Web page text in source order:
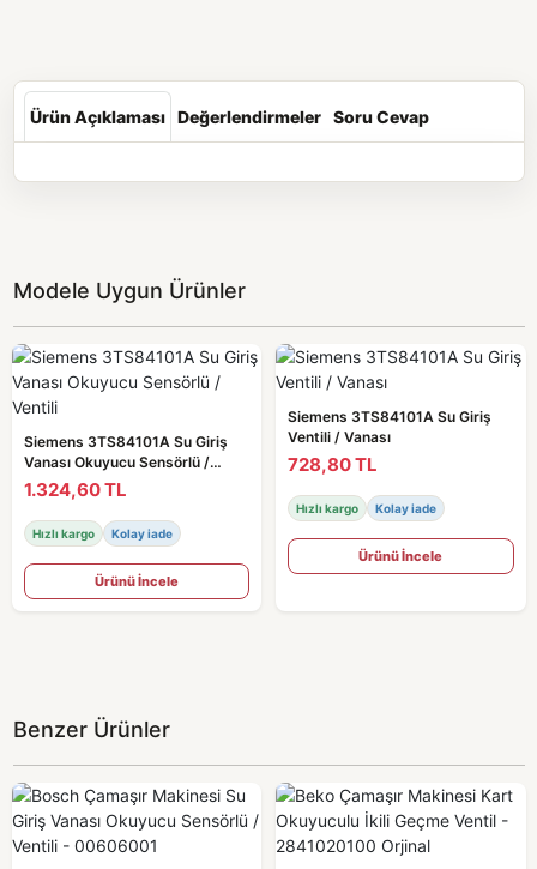
Ürün Açıklaması Değerlendirmeler Soru Cevap
Modele Uygun Ürünler
Siemens 3TS84101A Su Giriş
Vanası Okuyucu Sensörlü /
Ventili
1.324,60 TL
Hızlı kargo Kolay iade
Ürünü İncele
Siemens 3TS84101A Su Giriş
Ventili / Vanası
728,80 TL
Hızlı kargo Kolay iade
Ürünü İncele
Benzer Ürünler